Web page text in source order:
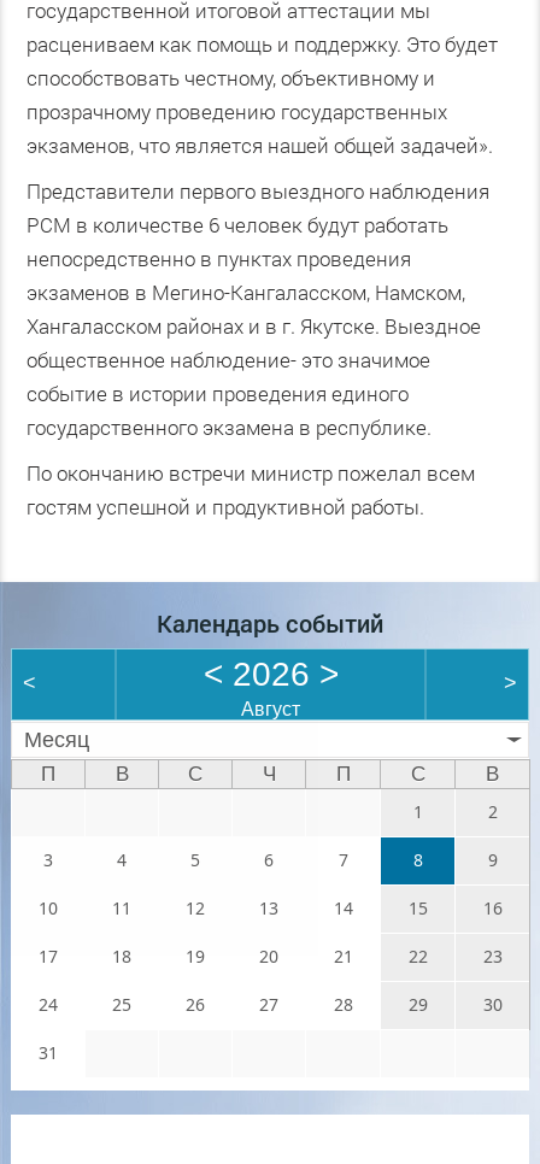
государственной итоговой аттестации мы
расцениваем как помощь и поддержку. Это будет
способствовать честному, объективному и
прозрачному проведению государственных
экзаменов, что является нашей общей задачей».
Представители первого выездного наблюдения
РСМ в количестве 6 человек будут работать
непосредственно в пунктах проведения
экзаменов в Мегино-Кангаласском, Намском,
Хангаласском районах и в г. Якутске. Выездное
общественное наблюдение- это значимое
событие в истории проведения единого
государственного экзамена в республике.
По окончанию встречи министр пожелал всем
гостям успешной и продуктивной работы.
Календарь событий
< < 2026 >
Август
>
Месяц
П В С Ч П С
В
1
2
3 4 5 6 7 8 9
10 11 12 13 14 15 16
17 18 19 20 21 22 23
24 25 26 27 28 29 30
31